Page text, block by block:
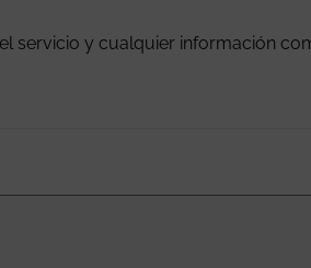
servicio y cualquier información